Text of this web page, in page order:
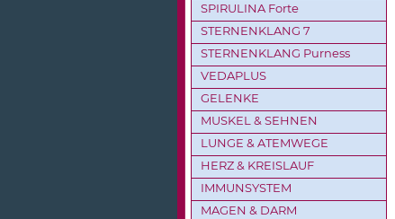
SPIRULINA Forte
STERNENKLANG 7
STERNENKLANG Purness
VEDAPLUS
GELENKE
MUSKEL & SEHNEN
LUNGE & ATEMWEGE
HERZ & KREISLAUF
IMMUNSYSTEM
MAGEN & DARM